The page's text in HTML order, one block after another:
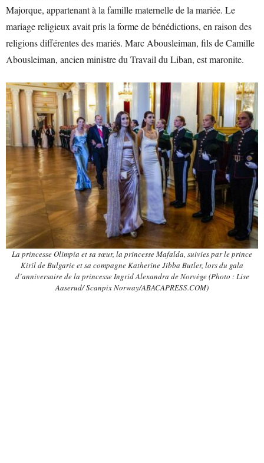
Majorque, appartenant à la famille maternelle de la mariée. Le
mariage religieux avait pris la forme de bénédictions, en raison des
religions différentes des mariés. Marc Abousleiman, fils de Camille
Abousleiman, ancien ministre du Travail du Liban, est maronite.
La princesse Olimpia et sa sœur, la princesse Mafalda, suivies par le prince
Kiril de Bulgarie et sa compagne Katherine Jibba Butler, lors du gala
d’anniversaire de la princesse Ingrid Alexandra de Norvège (Photo : Lise
Aaserud/ Scanpix Norway/ABACAPRESS.COM)